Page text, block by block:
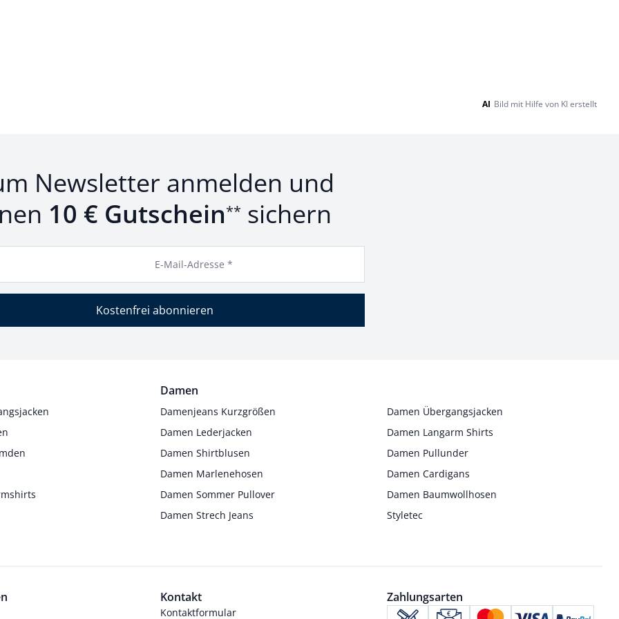
AI Bild mit Hilfe von KI erstellt
Newsletter anmelden und
10 € Gutschein** sichern
E-Mail-Adresse *
Kostenfrei abonnieren
Damen
Damenjeans Kurzgrößen
Damen Übergangsjacken
Damen Lederjacken
Damen Langarm Shirts
Damen Shirtblusen
Damen Pullunder
Damen Marlenehosen
Damen Cardigans
Damen Sommer Pullover
Damen Baumwollhosen
Damen Strech Jeans
Styletec
Kontakt
Kontaktformular
Zahlungsarten